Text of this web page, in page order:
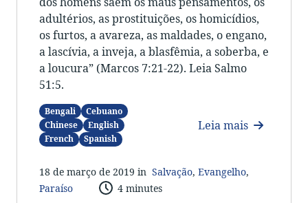
adultérios, as prostituições, os homicídios,
os furtos, a avareza, as maldades, o engano,
a lascívia, a inveja, a blasfêmia, a soberba, e
a loucura” (Marcos 7:21-22). Leia Salmo
51:5.
Bengali
Cebuano
Chinese
English
French
Spanish
Leia mais
18 de março de 2019 in Salvação, Evangelho,
Paraíso
4 minutes